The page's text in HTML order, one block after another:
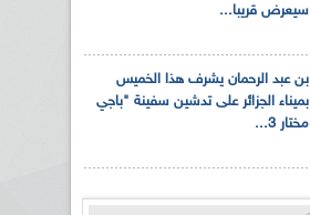
سيعرض قريبا...
بن عبد الرحمان يشرف هذا الخميس
بميناء الجزائر على تدشين سفينة "باجي
مختار 3...